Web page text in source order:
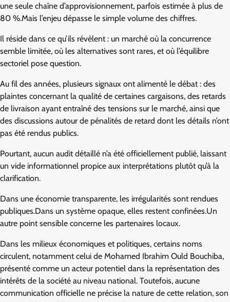
une seule chaîne d’approvisionnement, parfois estimée à plus de
80 %.Mais l’enjeu dépasse le simple volume des chiffres.
Il réside dans ce qu’ils révèlent : un marché où la concurrence
semble limitée, où les alternatives sont rares, et où l’équilibre
sectoriel pose question.
Au fil des années, plusieurs signaux ont alimenté le débat : des
plaintes concernant la qualité de certaines cargaisons, des retards
de livraison ayant entraîné des tensions sur le marché, ainsi que
des discussions autour de pénalités de retard dont les détails n’ont
pas été rendus publics.
Pourtant, aucun audit détaillé n’a été officiellement publié, laissant
un vide informationnel propice aux interprétations plutôt qu’à la
clarification.
Dans une économie transparente, les irrégularités sont rendues
publiques.Dans un système opaque, elles restent confinées.Un
autre point sensible concerne les partenaires locaux.
Dans les milieux économiques et politiques, certains noms
circulent, notamment celui de Mohamed Ibrahim Ould Bouchiba,
présenté comme un acteur potentiel dans la représentation des
intérêts de la société au niveau national. Toutefois, aucune
communication officielle ne précise la nature de cette relation, son